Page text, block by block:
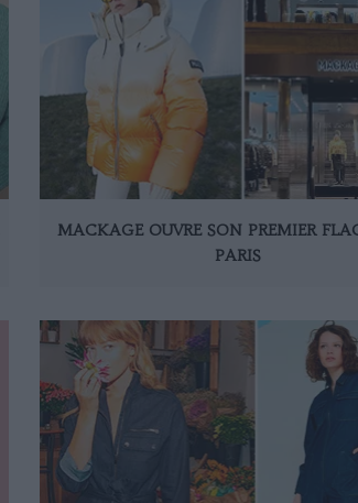
MACKAGE OUVRE SON PREMIER
PARIS